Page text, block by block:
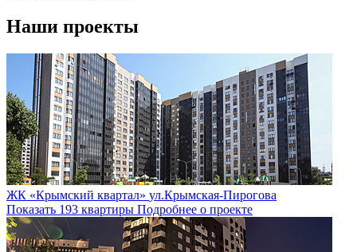
Наши проекты
ЖК «Крымский квартал» ул.Крымская-Пирогова
Показать 193 квартиры Подробнее о проекте